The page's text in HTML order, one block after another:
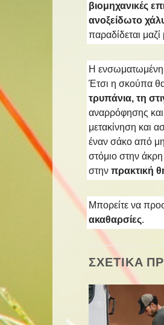
βιομηχανικές
ανοξείδωτο
παραδίδεται μαζί
Η ενσωματωμένη
Έτσι η σκούπα
τρυπάνια, τη
αναρρόφησης
μετακίνηση και
έναν σάκο από
στόμιο στην
στην πρακτική
Μπορείτε να
ακαθαρσίες.
ΣΧΕΤΙΚΑ